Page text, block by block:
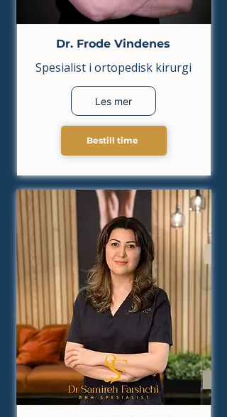
Dr. Frode Vindenes
Spesialist i ortopedisk kirurgi
Les mer
Bestill time